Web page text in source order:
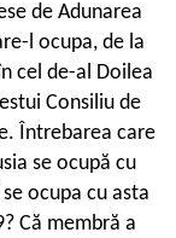
de Adunarea
l ocupa, de la
cel de-al Doilea
Consiliu de
Întrebarea care
se ocupă cu
ocupa cu asta
Că membră a